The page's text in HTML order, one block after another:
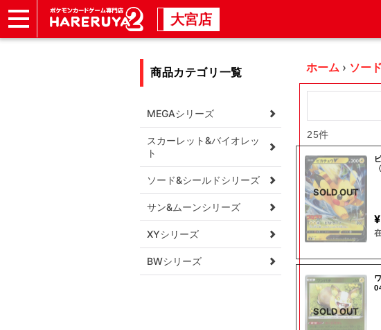
大宮店
商品カテゴリ一覧
MEGAシリーズ
スカーレット&バイオレッ
ト
ソード&シールドシリーズ
サン&ムーンシリーズ
XYシリーズ
BWシリーズ
ホーム › ソー
25件
SOLD OUT
SOLD OUT